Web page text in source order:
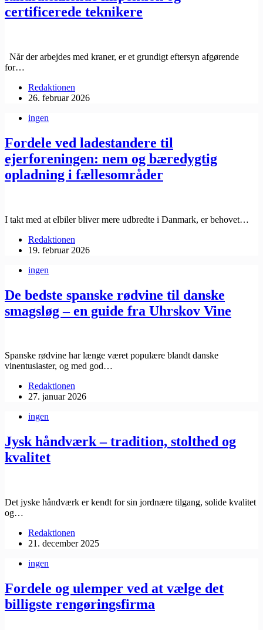
certificerede teknikere
Når der arbejdes med kraner, er et grundigt eftersyn afgørende
for…
Redaktionen
26. februar 2026
ingen
Fordele ved ladestandere til
ejerforeningen: nem og bæredygtig
opladning i fællesområder
I takt med at elbiler bliver mere udbredte i Danmark, er behovet…
Redaktionen
19. februar 2026
ingen
De bedste spanske rødvine til danske
smagsløg – en guide fra Uhrskov Vine
Spanske rødvine har længe været populære blandt danske
vinentusiaster, og med god…
Redaktionen
27. januar 2026
ingen
Jysk håndværk – tradition, stolthed og
kvalitet
Det jyske håndværk er kendt for sin jordnære tilgang, solide kvalitet
og…
Redaktionen
21. december 2025
ingen
Fordele og ulemper ved at vælge det
billigste rengøringsfirma